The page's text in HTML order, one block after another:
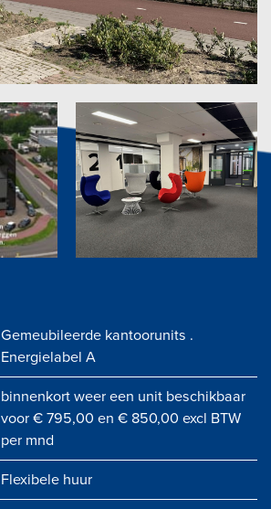
Gemeubileerde kantoorunits .
Energielabel A
binnenkort weer een unit beschikbaar
voor € 795,00 en € 850,00 excl BTW
per mnd
Flexibele huur